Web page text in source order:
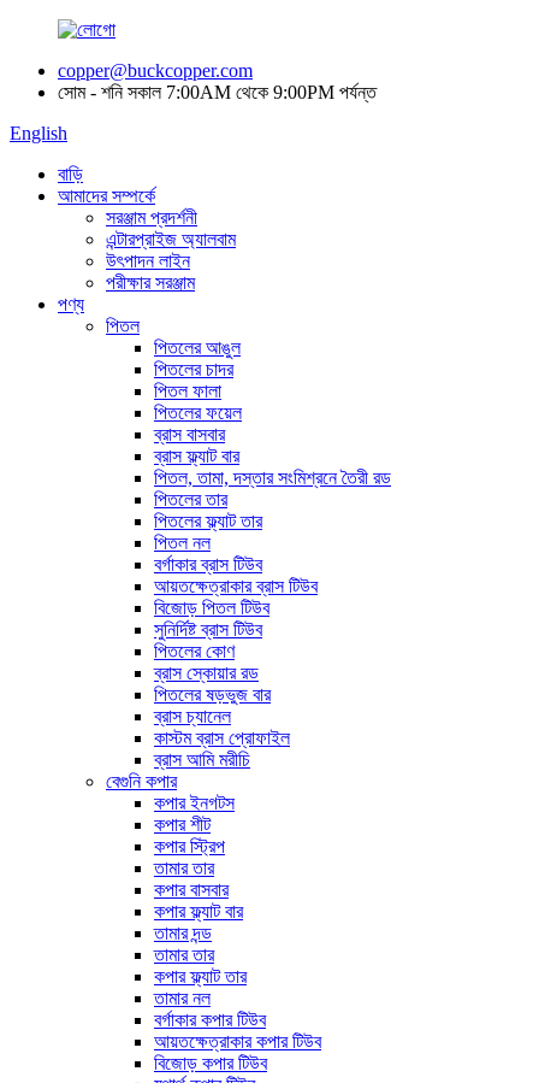
copper@buckcopper.com
সোম - শনি সকাল 7:00AM থেকে 9:00PM পর্যন্ত
English
বাড়ি
আমাদের সম্পর্কে
সরঞ্জাম প্রদর্শনী
এন্টারপ্রাইজ অ্যালবাম
উৎপাদন লাইন
পরীক্ষার সরঞ্জাম
পণ্য
পিতল
পিতলের আঙুল
পিতলের চাদর
পিতল ফালা
পিতলের ফয়েল
ব্রাস বাসবার
ব্রাস ফ্ল্যাট বার
পিতল, তামা, দস্তার সংমিশ্রনে তৈরী রড
পিতলের তার
পিতলের ফ্ল্যাট তার
পিতল নল
বর্গাকার ব্রাস টিউব
আয়তক্ষেত্রাকার ব্রাস টিউব
বিজোড় পিতল টিউব
সুনির্দিষ্ট ব্রাস টিউব
পিতলের কোণ
ব্রাস স্কোয়ার রড
পিতলের ষড়ভুজ বার
ব্রাস চ্যানেল
কাস্টম ব্রাস প্রোফাইল
ব্রাস আমি মরীচি
বেগুনি কপার
কপার ইনগটস
কপার শীট
কপার স্ট্রিপ
তামার তার
কপার বাসবার
কপার ফ্ল্যাট বার
তামার দন্ড
তামার তার
কপার ফ্ল্যাট তার
তামার নল
বর্গাকার কপার টিউব
আয়তক্ষেত্রাকার কপার টিউব
বিজোড় কপার টিউব